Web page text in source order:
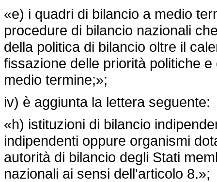
«e) i quadri di bilancio a medio
procedure di bilancio nazionali
della politica di bilancio oltre il
fissazione delle priorità politiche
medio termine;»;
iv) è aggiunta la lettera seguente:
«h) istituzioni di bilancio
indipendenti oppure organismi
autorità di bilancio degli Stati
nazionali ai sensi dell'articolo 8.»;